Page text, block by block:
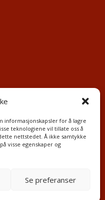
informasjonskapsler for å lagre
teknologiene vil tillate oss å
nettstedet. Å ikke samtykke
visse egenskaper og
Se preferanser